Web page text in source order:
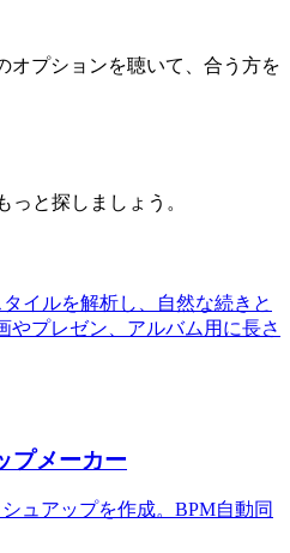
オプションを聴いて、合う方を
と探しましょう。
イルを解析し、自然な続きと
やプレゼン、アルバム用に長さ
プメーカー
ュアップを作成。BPM自動同